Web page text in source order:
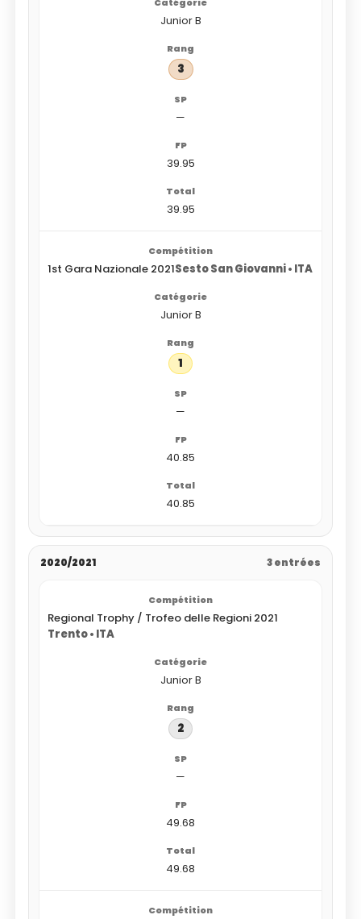
Junior B
3
—
39.95
39.95
1st Gara Nazionale 2021Sesto San Giovanni • ITA
Junior B
1
—
40.85
40.85
2020/2021 3 entrées
Regional Trophy / Trofeo delle Regioni 2021
Trento • ITA
Junior B
2
—
49.68
49.68